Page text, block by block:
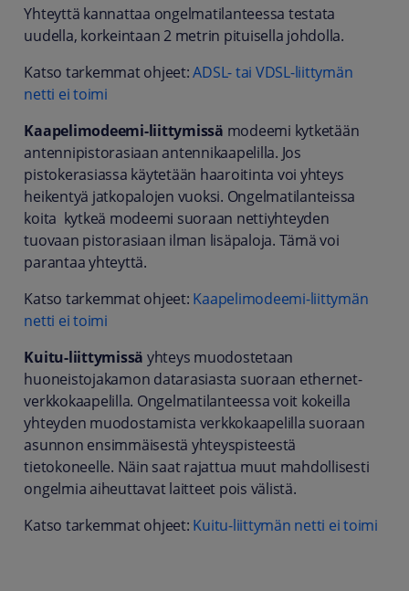
Yhteyttä kannattaa ongelmatilanteessa testata
uudella, korkeintaan 2 metrin pituisella johdolla.
Katso tarkemmat ohjeet:ADSL- tai VDSL-liittymän
netti ei toimi
Kaapelimodeemi-liittymissä modeemi kytketään
antennipistorasiaan antennikaapelilla. Jos
pistokerasiassa käytetään haaroitinta voi yhteys
heikentyä jatkopalojen vuoksi. Ongelmatilanteissa
koita kytkeä modeemi suoraan nettiyhteyden
tuovaan pistorasiaan ilman lisäpaloja. Tämä voi
parantaa yhteyttä.
Katso tarkemmat ohjeet: Kaapelimodeemi-liittymän
netti ei toimi
Kuitu-liittymissä yhteys muodostetaan
huoneistojakamon datarasiasta suoraan ethernet-
verkkokaapelilla. Ongelmatilanteessa voit kokeilla
yhteyden muodostamista verkkokaapelilla suoraan
asunnon ensimmäisestä yhteyspisteestä
tietokoneelle. Näin saat rajattua muut mahdollisesti
ongelmia aiheuttavat laitteet pois välistä.
Katso tarkemmat ohjeet: Kuitu-liittymän netti ei toimi